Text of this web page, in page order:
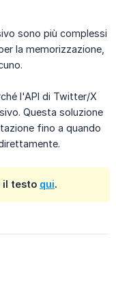
sono più complessi
la memorizzazione,
l'API di Twitter/X
Questa soluzione
fino a quando
il testo qui.